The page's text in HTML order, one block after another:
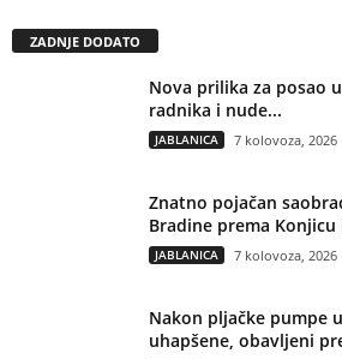
ZADNJE DODATO
Nova prilika za posao
radnika i nude...
JABLANICA 7 kolovoza, 2026
Znatno pojačan
Bradine prema Konjicu
JABLANICA 7 kolovoza, 2026
Nakon pljačke pumpe
uhapšene, obavljeni